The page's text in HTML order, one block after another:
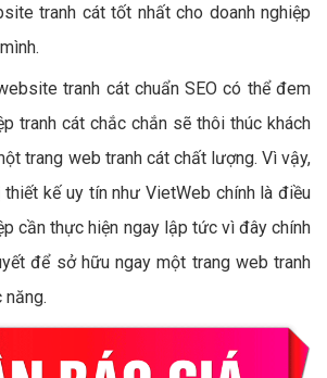
tranh cát tốt nhất cho doanh nghiệp
tranh cát chuẩn SEO có thể đem
tranh cát chắc chắn sẽ thôi thúc khách
trang web tranh cát chất lượng. Vì vậy,
kế uy tín như VietWeb chính là điều
cần thực hiện ngay lập tức vì đây chính
để sở hữu ngay một trang web tranh